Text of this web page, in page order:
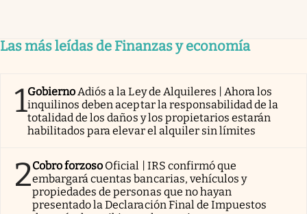
Las más leídas de Finanzas y economía
1GobiernoAdiós a la Ley de Alquileres | Ahora los
inquilinos deben aceptar la responsabilidad de la
totalidad de los daños y los propietarios estarán
habilitados para elevar el alquiler sin límites
2Cobro forzoso Oficial | IRS confirmó que
embargará cuentas bancarias, vehículos y
propiedades de personas que no hayan
presentado la Declaración Final de Impuestos